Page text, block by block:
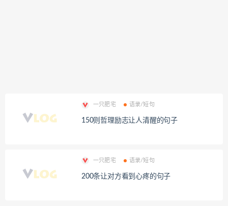
一只肥宅 语录/短句
150则哲理励志让人清醒的句子
一只肥宅 语录/短句
200条让对方看到心疼的句子